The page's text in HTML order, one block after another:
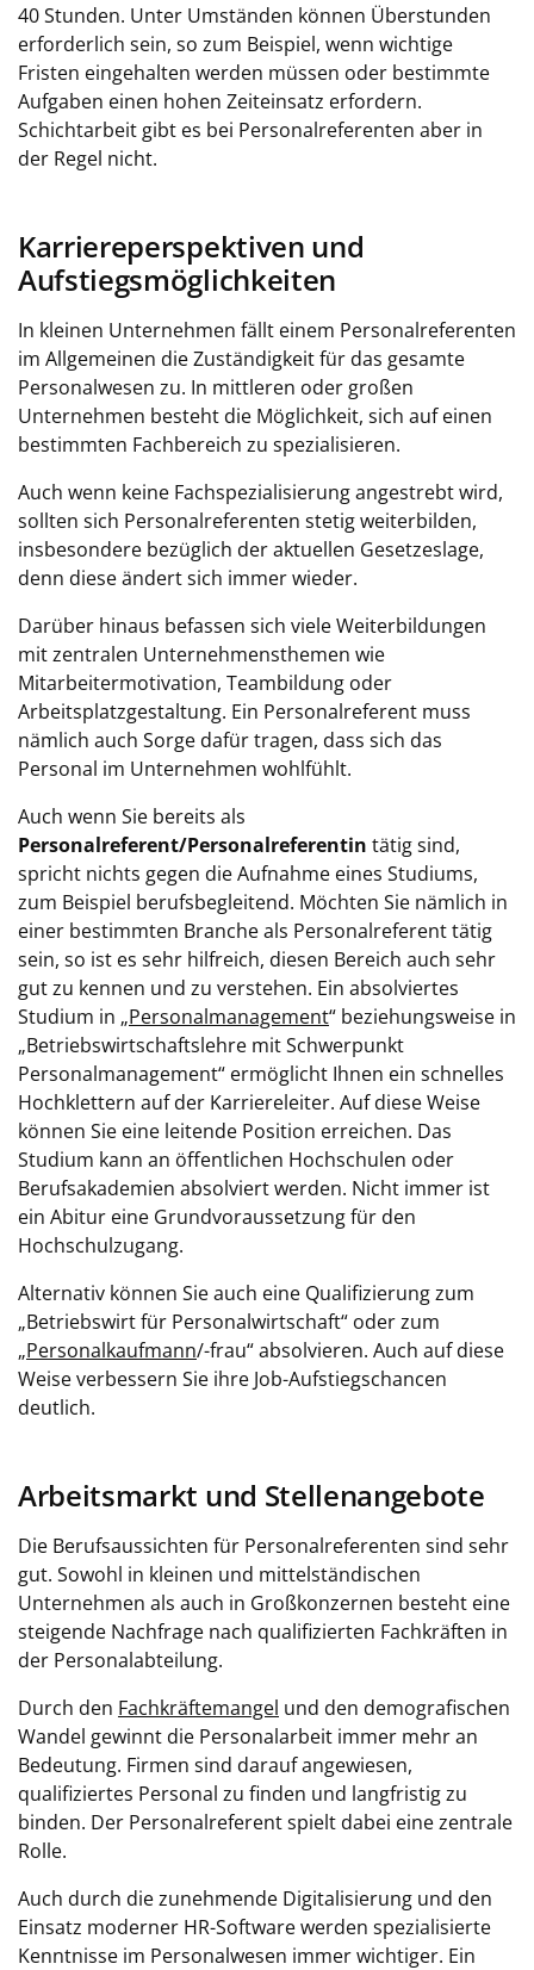
40 Stunden. Unter Umständen können Überstunden
erforderlich sein, so zum Beispiel, wenn wichtige
Fristen eingehalten werden müssen oder bestimmte
Aufgaben einen hohen Zeiteinsatz erfordern.
Schichtarbeit gibt es bei Personalreferenten aber in
der Regel nicht.
Karriereperspektiven und
Aufstiegsmöglichkeiten
In kleinen Unternehmen fällt einem Personalreferenten
im Allgemeinen die Zuständigkeit für das gesamte
Personalwesen zu. In mittleren oder großen
Unternehmen besteht die Möglichkeit, sich auf einen
bestimmten Fachbereich zu spezialisieren.
Auch wenn keine Fachspezialisierung angestrebt wird,
sollten sich Personalreferenten stetig weiterbilden,
insbesondere bezüglich der aktuellen Gesetzeslage,
denn diese ändert sich immer wieder.
Darüber hinaus befassen sich viele Weiterbildungen
mit zentralen Unternehmensthemen wie
Mitarbeitermotivation, Teambildung oder
Arbeitsplatzgestaltung. Ein Personalreferent muss
nämlich auch Sorge dafür tragen, dass sich das
Personal im Unternehmen wohlfühlt.
Auch wenn Sie bereits als
Personalreferent/Personalreferentin tätig sind,
spricht nichts gegen die Aufnahme eines Studiums,
zum Beispiel berufsbegleitend. Möchten Sie nämlich in
einer bestimmten Branche als Personalreferent tätig
sein, so ist es sehr hilfreich, diesen Bereich auch sehr
gut zu kennen und zu verstehen. Ein absolviertes
Studium in „Personalmanagement“ beziehungsweise in
„Betriebswirtschaftslehre mit Schwerpunkt
Personalmanagement“ ermöglicht Ihnen ein schnelles
Hochklettern auf der Karriereleiter. Auf diese Weise
können Sie eine leitende Position erreichen. Das
Studium kann an öffentlichen Hochschulen oder
Berufsakademien absolviert werden. Nicht immer ist
ein Abitur eine Grundvoraussetzung für den
Hochschulzugang.
Alternativ können Sie auch eine Qualifizierung zum
„Betriebswirt für Personalwirtschaft“ oder zum
„Personalkaufmann/-frau“ absolvieren. Auch auf diese
Weise verbessern Sie ihre Job-Aufstiegschancen
deutlich.
Arbeitsmarkt und Stellenangebote
Die Berufsaussichten für Personalreferenten sind sehr
gut. Sowohl in kleinen und mittelständischen
Unternehmen als auch in Großkonzernen besteht eine
steigende Nachfrage nach qualifizierten Fachkräften in
der Personalabteilung.
Durch den Fachkräftemangel und den demografischen
Wandel gewinnt die Personalarbeit immer mehr an
Bedeutung. Firmen sind darauf angewiesen,
qualifiziertes Personal zu finden und langfristig zu
binden. Der Personalreferent spielt dabei eine zentrale
Rolle.
Auch durch die zunehmende Digitalisierung und den
Einsatz moderner HR-Software werden spezialisierte
Kenntnisse im Personalwesen immer wichtiger. Ein